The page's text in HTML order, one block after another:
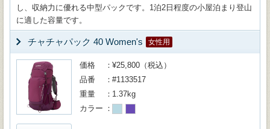
し、収納力に優れる中型パックです。1泊2日程度の小屋泊まり登山
に適した容量です。
チャチャパック 40 Women's 女性用
価格
¥25,800（税込）
品番
#1133517
重量
1.37kg
カラー